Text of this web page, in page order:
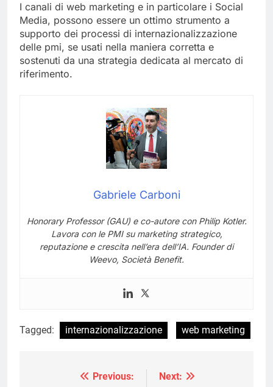
I canali di web marketing e in particolare i Social
Media, possono essere un ottimo strumento a
supporto dei processi di internazionalizzazione
delle pmi, se usati nella maniera corretta e
sostenuti da una strategia dedicata al mercato di
riferimento.
Gabriele Carboni
Honorary Professor (GAU) e co-autore con Philip Kotler.
Lavora con le PMI su marketing strategico,
reputazione e crescita nell’era dell’IA. Founder di
Weevo, Società Benefit.
Tagged: internazionalizzazione web marketing
NavigazionePrevious:
Next: